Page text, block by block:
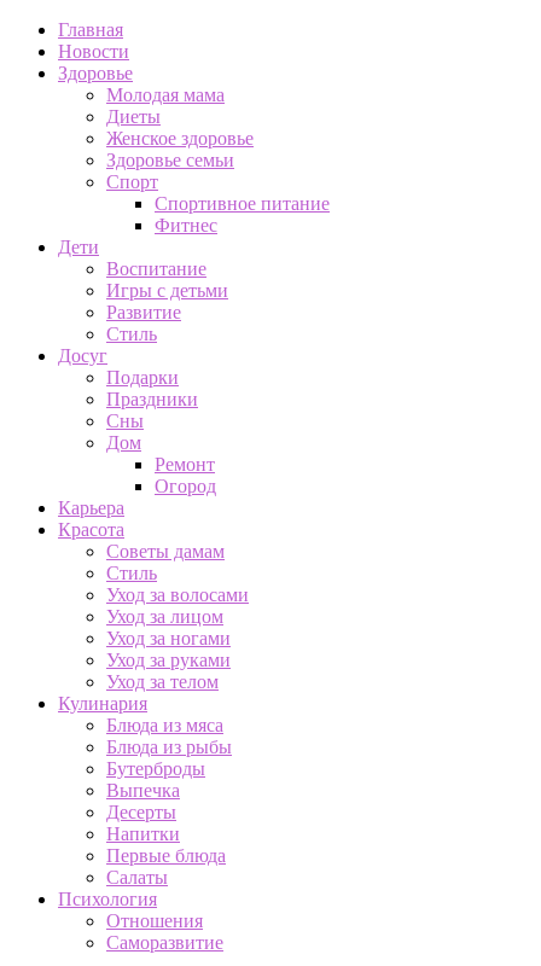
Главная
Новости
Здоровье
Молодая мама
Диеты
Женское здоровье
Здоровье семьи
Спорт
Спортивное питание
Фитнес
Дети
Воспитание
Игры с детьми
Развитие
Стиль
Досуг
Подарки
Праздники
Сны
Дом
Ремонт
Огород
Карьера
Красота
Советы дамам
Стиль
Уход за волосами
Уход за лицом
Уход за ногами
Уход за руками
Уход за телом
Кулинария
Блюда из мяса
Блюда из рыбы
Бутерброды
Выпечка
Десерты
Напитки
Первые блюда
Салаты
Психология
Отношения
Саморазвитие